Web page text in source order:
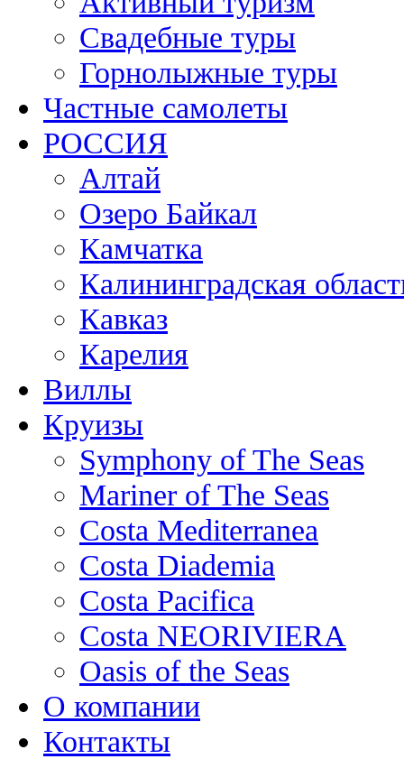
Свадебные туры
Горнолыжные туры
Частные самолеты
РОССИЯ
Алтай
Озеро Байкал
Камчатка
Калининградская
Кавказ
Карелия
Виллы
Круизы
Symphony of The Seas
Mariner of The Seas
Costa Mediterranea
Costa Diademia
Costa Pacifica
Costa NEORIVIERA
Oasis of the Seas
О компании
Контакты